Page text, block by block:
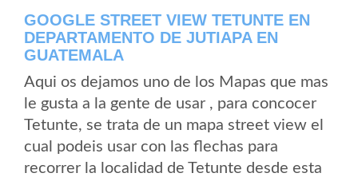
GOOGLE STREET VIEW TETUNTE EN
DEPARTAMENTO DE JUTIAPA EN
GUATEMALA
Aqui os dejamos uno de los Mapas que mas
le gusta a la gente de usar , para concocer
Tetunte, se trata de un mapa street view el
cual podeis usar con las flechas para
recorrer la localidad de Tetunte desde esta